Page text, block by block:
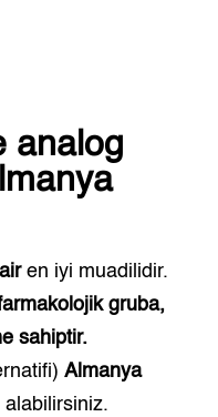
analog
en iyi muadilidir.
gruba,
sahiptir.
Almanya
alabilirsiniz.